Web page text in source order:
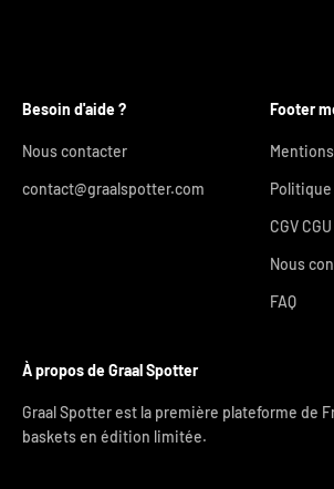
Besoin d'aide ?
Nous contacter
contact@graalspotter.com
À propos de Graal Spotter
Graal Spotter est la première plateforme de
baskets en édition limitée.
Footer
CGV CGU
Nous
FAQ